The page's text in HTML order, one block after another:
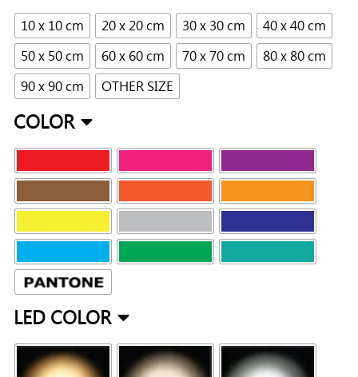
10 x 10 cm 20 x 20 cm 30 x 30 cm
40 x 40 cm
50 x 50 cm
60 x 60 cm 70 x 70 cm
80 x 80 cm
90 x 90 cm
OTHER SIZE
COLOR
LED COLOR